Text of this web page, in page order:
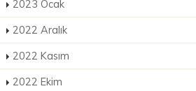
2023 Ocak
2022 Aralık
2022 Kasım
2022 Ekim